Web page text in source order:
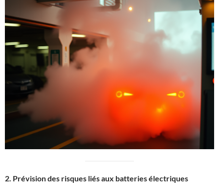
2. Prévision des risques liés aux batteries électriques